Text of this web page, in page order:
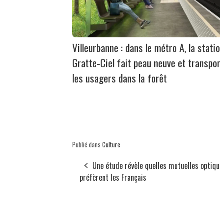
Villeurbanne : dans le métro A, la
Gratte-Ciel fait peau neuve et
les usagers dans la forêt
Publié dans Culture
Une étude révèle quelles mutuelles
préfèrent les Français